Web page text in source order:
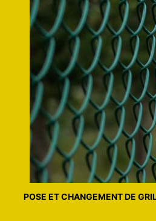
POSE ET CHANGEMENT DE